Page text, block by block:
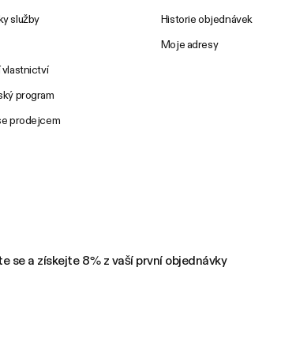
služby
vlastnictví
program
prodejcem
Historie objednávek
Moje adresy
se a získejte 8% z vaší první objednávky